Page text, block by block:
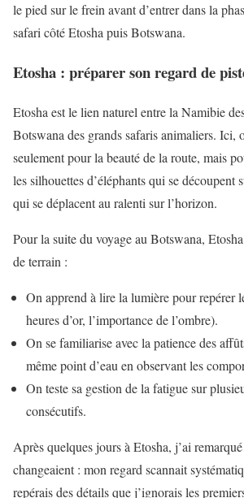
le pied sur le frein avant d’entrer dans la
safari côté Etosha puis Botswana.
Etosha : préparer son regard de
Etosha est le lien naturel entre la Namibie
Botswana des grands safaris animaliers. Ici,
seulement pour la beauté de la route, mais
les silhouettes d’éléphants qui se découpent
qui se déplacent au ralenti sur l’horizon.
Pour la suite du voyage au Botswana,
de terrain :
On apprend à lire la lumière pour repérer
heures d’or, l’importance de l’ombre).
On se familiarise avec la patience des
même point d’eau en observant les
On teste sa gestion de la fatigue sur
consécutifs.
Après quelques jours à Etosha, j’ai
changeaient : mon regard scannait
repérais des détails que j’ignorais les